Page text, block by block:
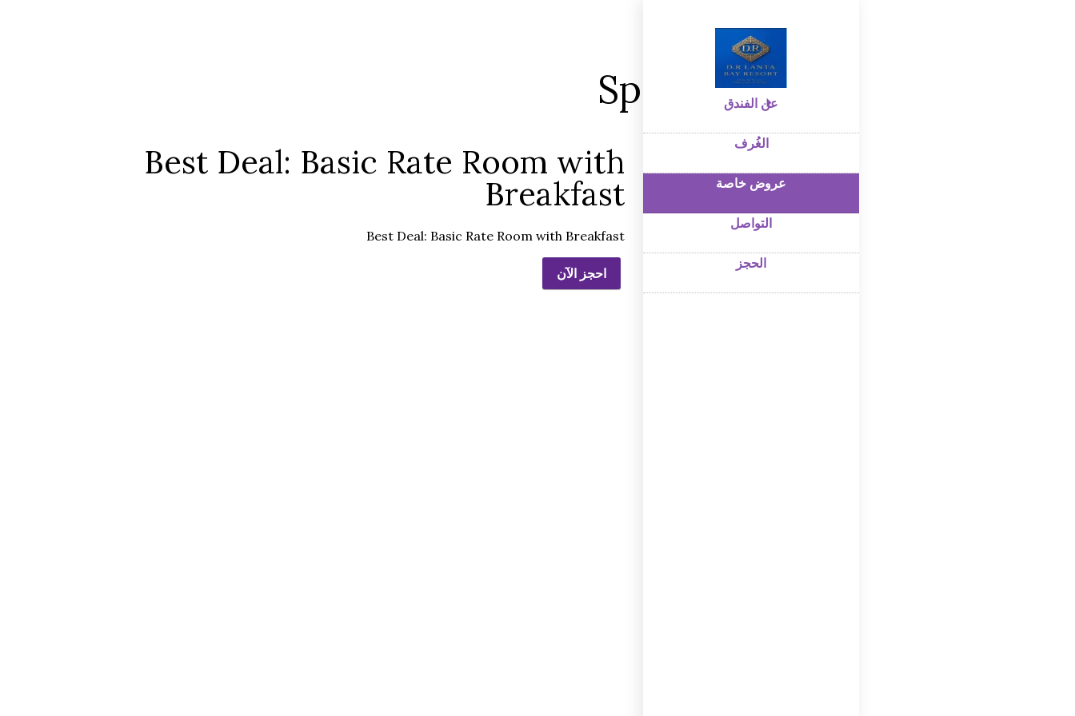
عن الفندق
الغُرف
عروض خاصة
التواصل
الحجز
عروض خاصة
Special Offers
Best Deal: Basic Rate Room with
Breakfast
Best Deal: Basic Rate Room with Breakfast
احجز الآن